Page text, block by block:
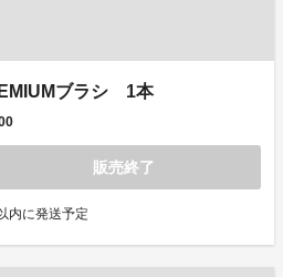
ブラシ 1本
販売終了
内に発送予定